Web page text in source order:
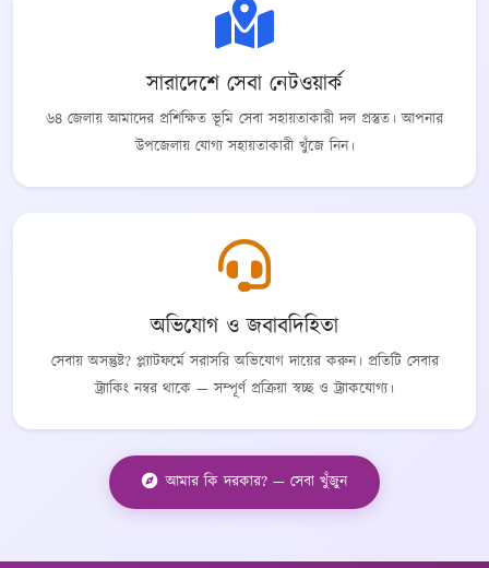
সারাদেশে সেবা নেটওয়ার্ক
৬৪ জেলায় আমাদের প্রশিক্ষিত ভূমি সেবা সহায়তাকারী দল প্রস্তুত। আপনার
উপজেলায় যোগ্য সহায়তাকারী খুঁজে নিন।
অভিযোগ ও জবাবদিহিতা
সেবায় অসন্তুষ্ট? প্ল্যাটফর্মে সরাসরি অভিযোগ দায়ের করুন। প্রতিটি সেবার
ট্র্যাকিং নম্বর থাকে — সম্পূর্ণ প্রক্রিয়া স্বচ্ছ ও ট্র্যাকযোগ্য।
আমার কি দরকার? — সেবা খুঁজুন